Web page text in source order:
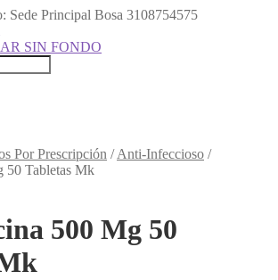
Sede Principal Bosa 3108754575
Por Prescripción /Anti-Infeccioso /
50 Tabletas Mk
500 Mg 50